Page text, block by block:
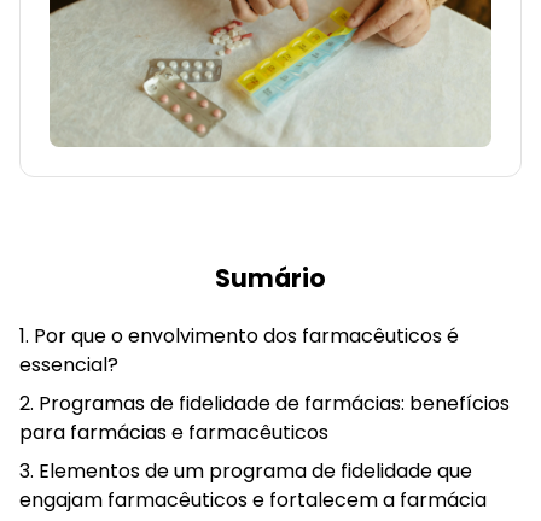
Sumário
Por que o envolvimento dos farmacêuticos é
essencial?
Programas de fidelidade de farmácias: benefícios
para farmácias e farmacêuticos
Elementos de um programa de fidelidade que
engajam farmacêuticos e fortalecem a farmácia